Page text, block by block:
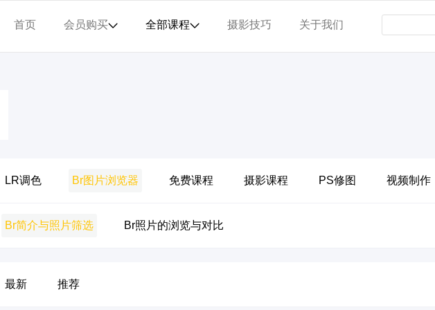
首页 会员购买 全部课程 摄影技巧 关于我们
LR调色 Br图片浏览器 免费课程 摄影课程 PS修图 视频制作
Br简介与照片筛选 Br照片的浏览与对比
最新 推荐